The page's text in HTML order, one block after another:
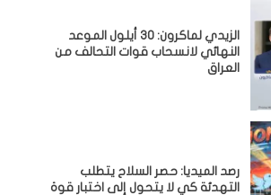
الزيدي لماكرون: 30 أيلول الموعد
النهائي لانسحاب قوات التحالف من
العراق
رصد الميديا: حصر السلاح يتطلب
التهدئة كي لا يتحول إلى اختبار قوة